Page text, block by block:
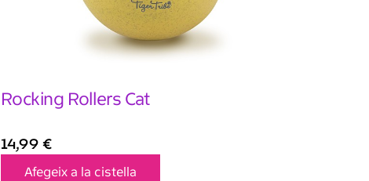
Rocking Rollers Cat
14,99€
Afegeix a la cistella